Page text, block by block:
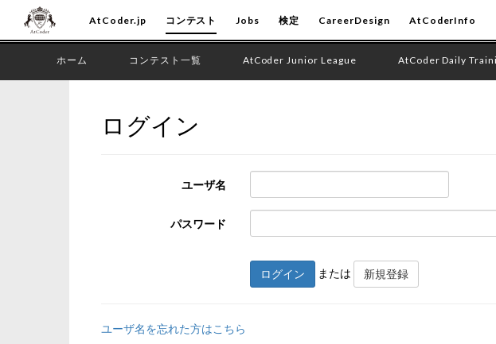
AtCoder.jp コンテスト Jobs 検定 CareerDesign AtCoderInfo
ホーム コンテスト一覧 AtCoder Junior League AtCoder Daily
ログイン
ユーザ名
パスワード
ログイン または 新規登録
ユーザ名を忘れた方はこちら